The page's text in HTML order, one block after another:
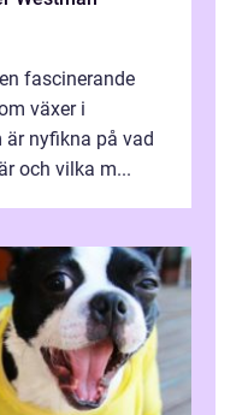
fascinerande
växer i
är nyfikna på vad
och vilka m...